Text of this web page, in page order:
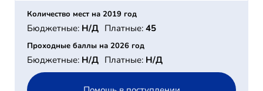
Количество мест на 2019 год
Бюджетные: Н/Д Платные: 45
Проходные баллы на 2026 год
Бюджетные: Н/Д Платные: Н/Д